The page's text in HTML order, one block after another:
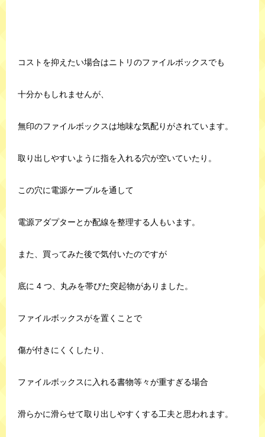
コストを抑えたい場合はニトリのファイルボックスでも
十分かもしれませんが、
無印のファイルボックスは地味な気配りがされています。
取り出しやすいように指を入れる穴が空いていたり。
この穴に電源ケーブルを通して
電源アダプターとか配線を整理する人もいます。
また、買ってみた後で気付いたのですが
底に 4 つ、丸みを帯びた突起物がありました。
ファイルボックスがを置くことで
傷が付きにくくしたり、
ファイルボックスに入れる書物等々が重すぎる場合
滑らかに滑らせて取り出しやすくする工夫と思われます。